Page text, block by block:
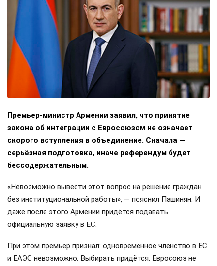
Премьер-министр Армении заявил, что принятие
закона об интеграции с Евросоюзом не означает
скорого вступления в объединение. Сначала —
серьёзная подготовка, иначе референдум будет
бессодержательным.
«Невозможно вывести этот вопрос на решение граждан
без институциональной работы», — пояснил Пашинян. И
даже после этого Армении придётся подавать
официальную заявку в ЕС.
При этом премьер признал: одновременное членство в ЕС
и ЕАЭС невозможно. Выбирать придётся. Евросоюз не